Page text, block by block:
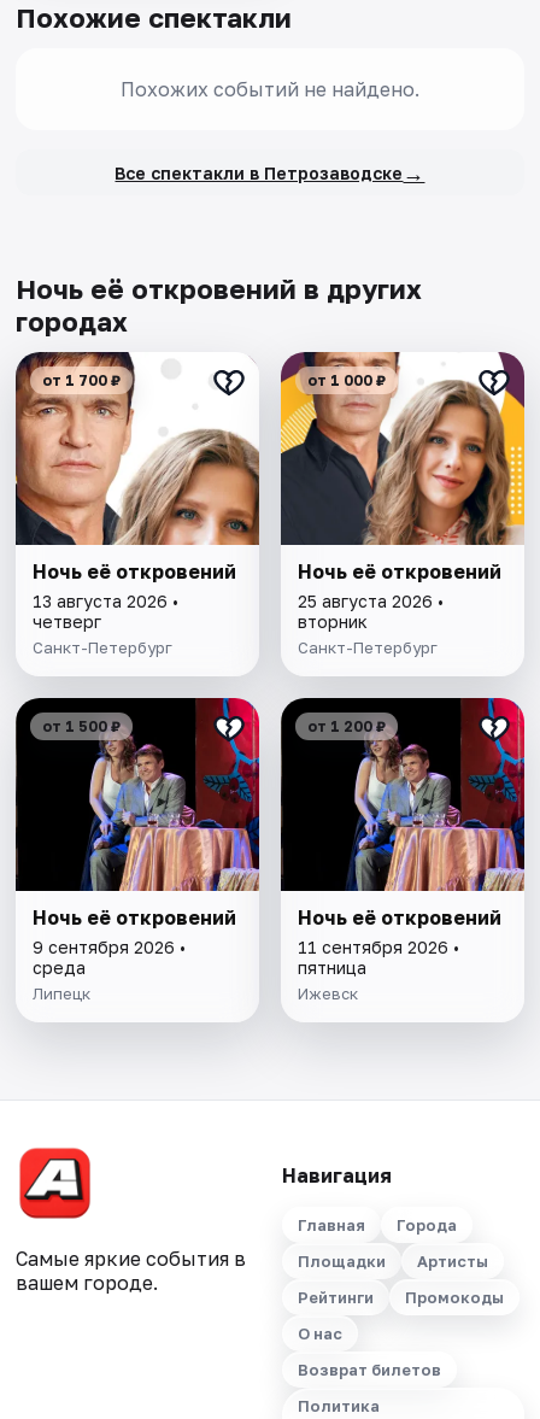
Похожие спектакли
Похожих событий не найдено.
Все спектакли в Петрозаводске →
Ночь её откровений в других
городах
от 1 700 ₽
Ночь её откровений
13 августа 2026 •
четверг
Санкт-Петербург
от 1 000 ₽
Ночь её откровений
25 августа 2026 •
вторник
Санкт-Петербург
от 1 500 ₽
Ночь её откровений
9 сентября 2026 •
среда
Липецк
от 1 200 ₽
Ночь её откровений
11 сентября 2026 •
пятница
Ижевск
Самые яркие события в
вашем городе.
Навигация
Главная
Города
Площадки
Артисты
Рейтинги
Промокоды
О нас
Возврат билетов
Политика